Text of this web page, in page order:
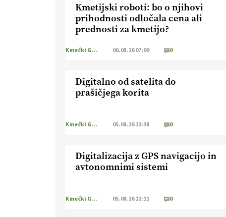
Kmetijski roboti: bo o njihovi
prihodnosti odločala cena ali
prednosti za kmetijo?
Kmečki Glas 06.08.26 07:00 0
Digitalno od satelita do
prašičjega korita
Kmečki Glas 05.08.26 13:38 0
Digitalizacija z GPS navigacijo in
avtonomnimi sistemi
Kmečki Glas 05.08.26 12:11 0